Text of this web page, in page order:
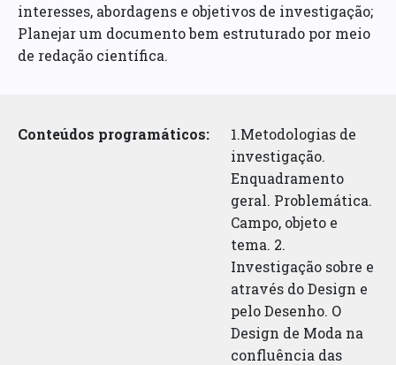
interesses, abordagens e objetivos de investigação;
Planejar um documento bem estruturado por meio
de redação científica.
Conteúdos programáticos:
1.Metodologias de
investigação.
Enquadramento
geral. Problemática.
Campo, objeto e
tema. 2.
Investigação sobre e
através do Design e
pelo Desenho. O
Design de Moda na
confluência das